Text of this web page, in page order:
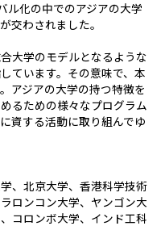
ル化の中でのアジアの大学
交わされました。
大学のモデルとなるような
ています。その意味で、本
アジアの大学の持つ特徴を
るための様々なプログラム
資する活動に取り組んでゆ
、北京大学、香港科学技術
ロンコン大学、ヤンゴン大
コロンボ大学、インド工科